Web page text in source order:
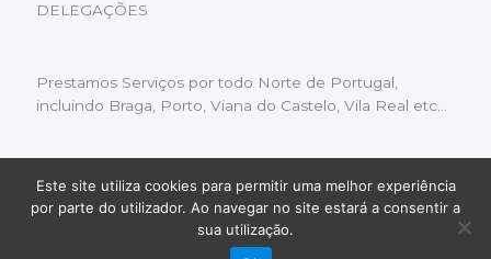
DELEGAÇÕES
Prestamos Serviços por todo Norte de Portugal,
incluindo Braga, Porto, Viana do Castelo, Vila Real etc…
Livro de Reclamações | Política de Privacidade
Copyright © 2022 Limpeza Chaminés | Desenvolvido
Fluxo Digital – a inovar a web
Este site utiliza cookies para permitir uma melhor experiência
por parte do utilizador. Ao navegar no site estará a consentir a
sua utilização.